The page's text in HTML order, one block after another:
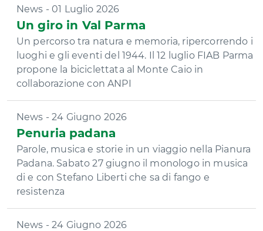
News - 01 Luglio 2026
Un giro in Val Parma
Un percorso tra natura e memoria, ripercorrendo i
luoghi e gli eventi del 1944. Il 12 luglio FIAB Parma
propone la biciclettata al Monte Caio in
collaborazione con ANPI
News - 24 Giugno 2026
Penuria padana
Parole, musica e storie in un viaggio nella Pianura
Padana. Sabato 27 giugno il monologo in musica
di e con Stefano Liberti che sa di fango e
resistenza
News - 24 Giugno 2026